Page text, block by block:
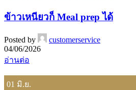
ข้าวเหนียวก็ Meal prep ได้
Posted by
customerservice
04/06/2026
อ่านต่อ
01 มิ.ย.